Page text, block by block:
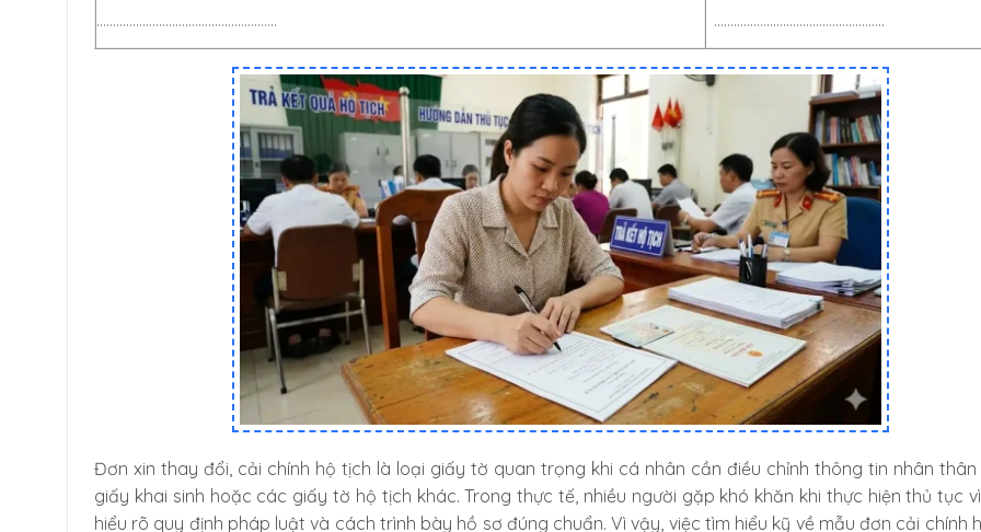
……………………………………………….
…………………………………………….
Đơn xin thay đổi, cải chính hộ tịch là loại giấy tờ quan trọng khi cá nhân cần điều chỉnh thông tin nhân
giấy khai sinh hoặc các giấy tờ hộ tịch khác. Trong thực tế, nhiều người gặp khó khăn khi thực hiện thủ tục
hiểu rõ quy định pháp luật và cách trình bày hồ sơ đúng chuẩn. Vì vậy, việc tìm hiểu kỹ về mẫu đơn cải chính